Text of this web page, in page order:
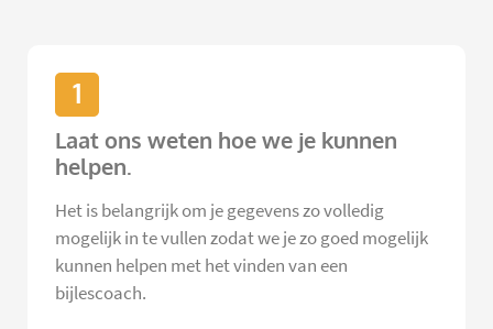
1
Laat ons weten hoe we je kunnen
helpen.
Het is belangrijk om je gegevens zo volledig
mogelijk in te vullen zodat we je zo goed mogelijk
kunnen helpen met het vinden van een
bijlescoach.